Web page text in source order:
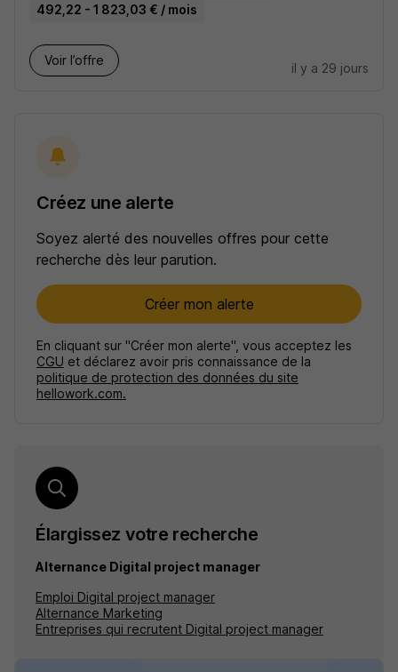
492,22 - 1 823,03 € / mois
Voir l’offre
il y a 29 jours
Créez une alerte
Soyez alerté des nouvelles offres pour cette
recherche dès leur parution.
Créer mon alerte
En cliquant sur "Créer mon alerte", vous acceptez les
CGU et déclarez avoir pris connaissance de la
politique de protection des données du site
hellowork.com.
Élargissez votre recherche
Alternance Digital project manager
Emploi Digital project manager
Alternance Marketing
Entreprises qui recrutent Digital project manager